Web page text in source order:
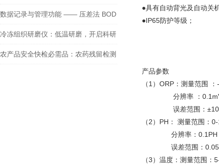
数据记录与管理功能 —— 压差法 BOD
测定仪的信息化优势
冷冻组织研磨仪：低温研磨，开启科研
新篇
农产品安全快检必需品：农药残留检测
●具有自动背光及自动关
●IP65防护等级；
产品参数
（1）ORP：测量范围
：
分辨率
：
误差范围 ：
（2）PH： 测量范围 ：
分辨率 ： 0.1PH
误差范围：
（3）温度：测量范围 ：